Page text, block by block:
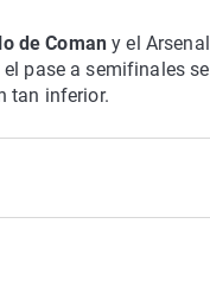
de Coman y el Arsenal
pase a semifinales se
tan inferior.